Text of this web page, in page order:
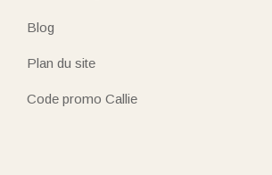
Blog
Plan du site
Code promo Callie